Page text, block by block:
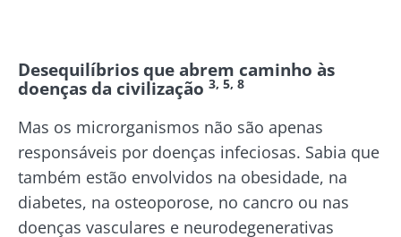
Desequilíbrios que abrem caminho às
doenças da civilização 3, 5, 8
Mas os microrganismos não são apenas
responsáveis por doenças infeciosas. Sabia que
também estão envolvidos na obesidade, na
diabetes, na osteoporose, no cancro ou nas
doenças vasculares e neurodegenerativas